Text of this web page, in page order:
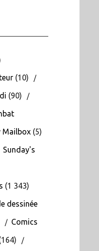
(10)
(90)
Mailbox(5)
Sunday's
(1 343)
dessinée
Comics